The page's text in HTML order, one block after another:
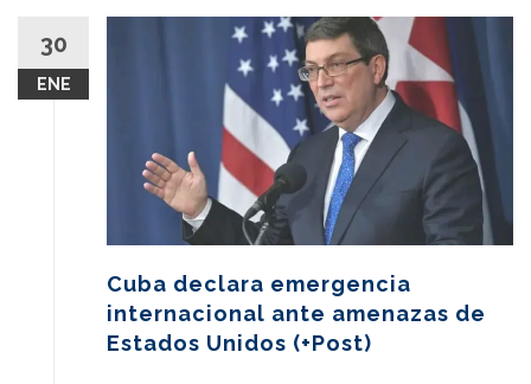
30
ENE
Cuba declara emergencia
internacional ante amenazas de
Estados Unidos (+Post)